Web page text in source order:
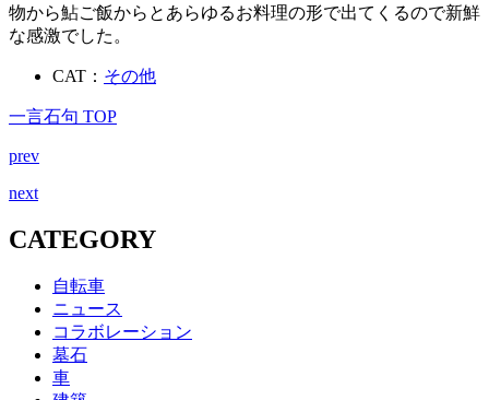
物から鮎ご飯からとあらゆるお料理の形で出てくるので新鮮
な感激でした。
CAT： その他
一言石句 TOP
prev
next
CATEGORY
自転車
ニュース
コラボレーション
墓石
車